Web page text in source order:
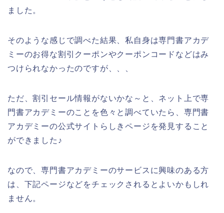
ました。
そのような感じで調べた結果、私自身は専門書アカデ
ミーのお得な割引クーポンやクーポンコードなどはみ
つけられなかったのですが、、、
ただ、割引セール情報がないかな～と、ネット上で専
門書アカデミーのことを色々と調べていたら、専門書
アカデミーの公式サイトらしきページを発見すること
ができました♪
なので、専門書アカデミーのサービスに興味のある方
は、下記ページなどをチェックされるとよいかもしれ
ません。